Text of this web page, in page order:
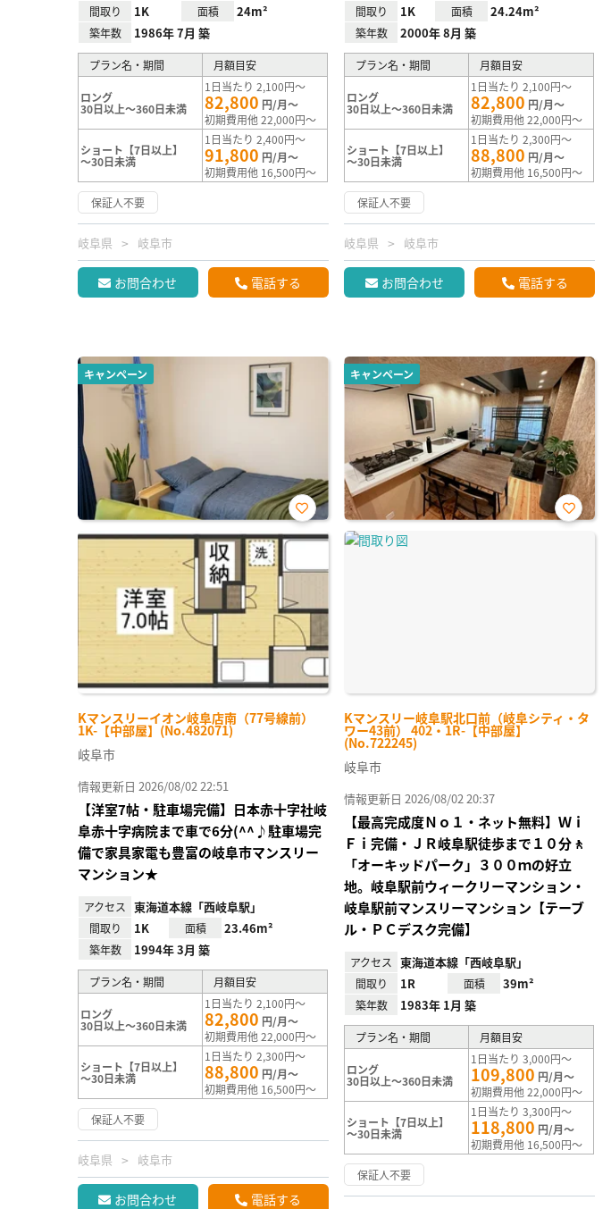
間取り 1K 面積 24m²
築年数 1986年 7月 築
プラン名・期間 月額目安
ロング
30日以上～360日未満
1日当たり 2,100円～
82,800 円/月～
初期費用他 22,000円～
ショート【7日以上】
～30日未満
1日当たり 2,400円～
91,800 円/月～
初期費用他 16,500円～
保証人不要
岐阜県 岐阜市
お問合わせ 電話する
間取り 1K 面積 24.24m²
築年数 2000年 8月 築
プラン名・期間 月額目安
ロング
30日以上～360日未満
1日当たり 2,100円～
82,800 円/月～
初期費用他 22,000円～
ショート【7日以上】
～30日未満
1日当たり 2,300円～
88,800 円/月～
初期費用他 16,500円～
保証人不要
岐阜県 岐阜市
お問合わせ 電話する
キャンペーン
Kマンスリーイオン岐阜店南（77号線前）
1K-【中部屋】(No.482071)
お気
に入
録
岐阜市
情報更新日 2026/08/02 22:51
【洋室7帖・駐車場完備】日本赤十字社岐
阜赤十字病院まで車で6分(^^♪駐車場完
備で家具家電も豊富の岐阜市マンスリー
マンション★
アクセス 東海道本線「西岐阜駅」
間取り 1K 面積 23.46m²
築年数 1994年 3月 築
プラン名・期間 月額目安
ロング
30日以上～360日未満
1日当たり 2,100円～
82,800 円/月～
初期費用他 22,000円～
ショート【7日以上】
～30日未満
1日当たり 2,300円～
88,800 円/月～
初期費用他 16,500円～
保証人不要
岐阜県 岐阜市
お問合わせ 電話する
キャンペーン
Kマンスリー岐阜駅北口前（岐阜シティ・タ
ワー43前） 402・1R-【中部屋】
(No.722245)
お気
岐阜市
情報更新日 2026/08/02 20:37
【最高完成度Ｎｏ１・ネット無料】Ｗｉ
Ｆｉ完備・ＪＲ岐阜駅徒歩まで１０分🚶
「オーキッドパーク」３００ｍの好立
地。岐阜駅前ウィークリーマンション・
岐阜駅前マンスリーマンション【テーブ
ル・ＰＣデスク完備】
アクセス 東海道本線「西岐阜駅」
間取り 1R 面積 39m²
築年数 1983年 1月 築
プラン名・期間 月額目安
ロング
30日以上～360日未満
1日当たり 3,000円～
109,800 円/月～
初期費用他 22,000円～
ショート【7日以上】
～30日未満
1日当たり 3,300円～
118,800 円/月～
初期費用他 16,500円～
保証人不要